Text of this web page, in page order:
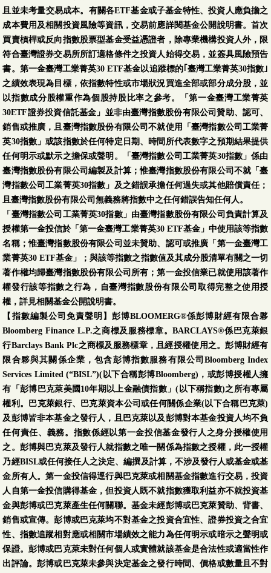
且並未考量交易成本。有關各ETF基金或子基金特性、投資人應負擔之
成本費用及相關投資風險等資訊，交易前應詳閱基金公開說明書。首次
買賣槓桿或反向指數股票型基金受益憑證者，除專業機構投資人外，限
符合臺灣證券交易所所訂適格條件之投資人始得交易，並簽具風險預告
書。第一金臺灣工業菁英30 ETF基金以追蹤標的｢臺灣工業菁英30指數｣
之績效表現為目標，依指數特性或市場狀況買進全部或部分成分股，並
以指數成分股權重作為個股持股比率之參考。「第一金臺灣工業菁英
30ETF證券投資信託基金」並非由臺灣指數股份有限公司贊助、認可、
銷售或推廣，且臺灣指數股份有限公司不就使用「臺灣指數公司工業菁
英30指數」或該指數於任何特定日期、時間所代表數字之預期結果提供
任何明示或默示之擔保或聲明。「臺灣指數公司工業菁英30指數」係由
臺灣指數股份有限公司編製及計算；惟臺灣指數股份有限公司不就「臺
灣指數公司工業菁英30指數」及之錯誤承擔任何過失或其他賠償責任；
且臺灣指數股份有限公司無義務將指數中之任何錯誤告知任何人。
「臺灣指數公司工業菁英30指數」由臺灣指數股份有限公司負責計算及
授權第一金投信於「第一金臺灣工業菁英30 ETF基金」中使用該等指數
名稱；惟臺灣指數股份有限公司並未贊助、認可或推廣「第一金臺灣工
業菁英30 ETF基金」；與該等指數之指數值及其成分股清單有關之一切
著作權均歸臺灣指數股份有限公司所有；第一金投信業已就使用該著作
權發行該等指數之行為，自臺灣指數股份有限公司取得完整之使用授
權，詳見相關基金公開說明書。
【指數編製公司免責聲明】彭博BLOOMERG®係彭博財經有限合夥
Bloomberg Finance L.P.之商標及服務標章。BARCLAYS®係巴克萊銀
行Barclays Bank Plc之商標及服務標章，且經授權使用之。彭博財經有
限合夥與其關係企業，包含彭博指數服務有限公司Bloomberg Index
Services Limited (“BISL”)(以下合稱彭博Bloomberg)，或彭博授權人擁
有「彭博巴克萊美國10年期以上金融債指數」(以下稱指數)之所有專屬
權利。巴克萊銀行、巴克萊資本公司或任何關係企業(以下合稱巴克萊)
及彭博皆非本基金之發行人，且巴克萊以及彭博對本基金投資人均不負
任何責任、義務。指數係經以第一金投信基金發行人之身分授權使用
之。彭博與巴克萊及發行人就指數之唯一關係為指數之授權，此一授權
乃經BISL或任何接任人之決定、編撰及計算，不涉及發行人或基金或基
金所有人。第一金投信得逕行與巴克萊或相關基金指數進行交易，投資
人自第一金投信購得基金，但投資人既不就指數獲取利益亦不就投資基
金與彭博或巴克萊產生任何關聯。基金未經彭博或巴克萊贊助、背書、
銷售或宣傳。彭博或巴克萊均不對基金之投資合宜性、證券投資之合宜
性、指數追蹤相對應或相關市場績效之能力為任何明示或暗示之聲明或
保證。彭博或巴克萊未對任何個人或實體就該基金是合法性或適當性作
出評論。彭博或巴克萊未參與決定基金之發行時間、價格或數量且不對